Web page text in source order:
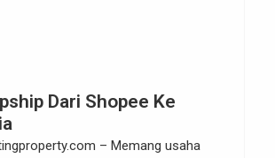
Program Affiliate
– Apakah saat ini